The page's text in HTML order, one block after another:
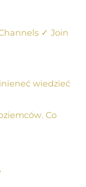
✓ Join
wiedzieć
Co